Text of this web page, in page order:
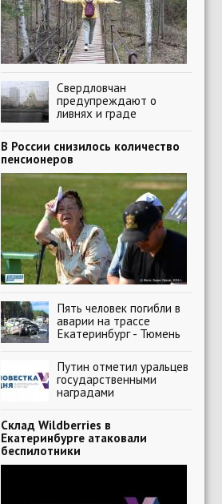
Свердловчан
предупреждают о
ливнях и граде
В России снизилось количество
пенсионеров
Пять человек погибли в
аварии на трассе
Екатеринбург - Тюмень
Путин отметил уральцев
государственными
наградами
Склад Wildberries в
Екатеринбурге атаковали
беспилотники